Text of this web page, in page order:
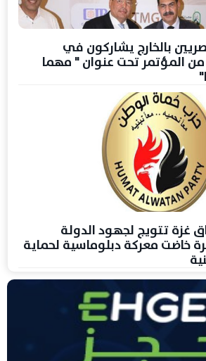
بالخارج يشاركون في
من المؤتمر تحت عنوان " مهما
غزة تتويج لجهود الدولة
خاضت معركة دبلوماسية لحماية